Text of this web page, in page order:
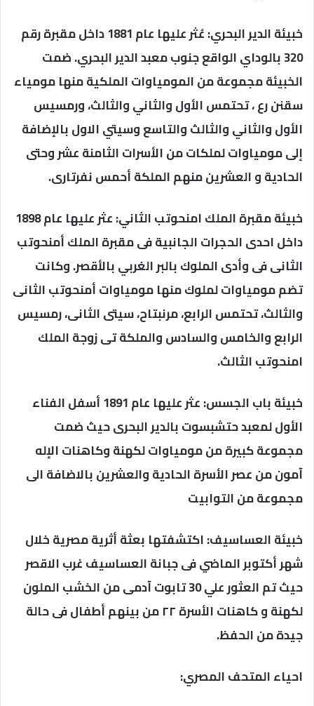
خبيئة الدير البحري: عُثر عليها عام 1881 داخل مقبرة رقم
320 بالوداي الواقع جنوب معبد الدير البحري. ضمت
الخبيئة مجموعة من المومياوات الملكية منها مومياء
سقنن رع ، تحتمس الأول والثاني والثالث، ورمسيس
الأول والثاني والثالث والتاسع وسيتي الاول بالإضافة
إلى مومياوات لملكات من الأسرات الثامنة عشر وحتى
الحادية و العشرين منهم الملكة أحمس نفرتارى.
خبيئة مقبرة الملك امنحوتب الثاني: عثر عليها عام 1898
داخل احدى الحجرات الجانبية فى مقبرة الملك أمنحوتب
الثانى فى وأدى الملوك بالبر الغربي بالأقصر. وكانت
تضم مومياوات لملوك منها مومياوات أمنحوتب الثانى
والثالث، تحتمس الرابع، مرنبتاح، سيتى الثانى، رمسيس
الرابع والخامس والسادس والملكة تى زوجة الملك
امنحوتب الثالث.
خبيئة باب الجسس: عثر عليها عام 1891 أسفل الفناء
الأول لمعبد حتشبسوت بالدير البحرى حيث ضمت
مجموعة كبيرة من مومياوات لكهنة وكاهنات الإله
آمون من عصر الأسرة الحادية والعشرين بالاضافة الى
مجموعة من التوابيت
خبيئة العساسيف: اكتشفتها بعثة أثرية مصرية خلال
شهر أكتوبر الماضي فى جبانة العساسيف غرب الاقصر
حيث تم العثور علي 30 تابوت آدمى من الخشب الملون
لكهنة و كاهنات الأسرة ٢٢ من بينهم أطفال فى حالة
جيدة من الحفظ.
احياء المتحف المصري: